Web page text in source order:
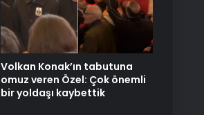
Volkan Konak’ın tabutuna
omuz veren Özel: Çok önemli
bir yoldaşı kaybettik